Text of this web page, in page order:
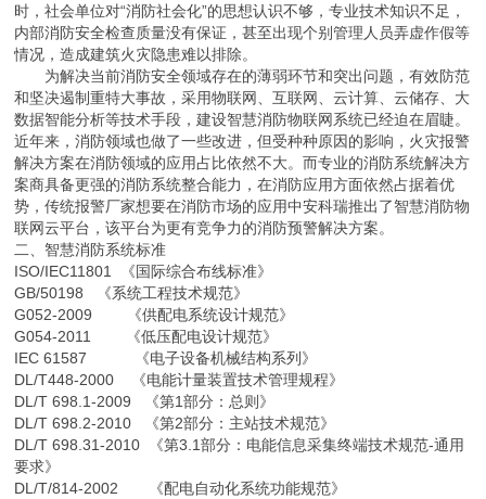
时，社会单位对“消防社会化”的思想认识不够，专业技术知识不足，
内部消防安全检查质量没有保证，甚至出现个别管理人员弄虚作假等
情况，造成建筑火灾隐患难以排除。
为解决当前消防安全领域存在的薄弱环节和突出问题，有效防范
和坚决遏制重特大事故，采用物联网、互联网、云计算、云储存、大
数据智能分析等技术手段，建设智慧消防物联网系统已经迫在眉睫。
近年来，消防领域也做了一些改进，但受种种原因的影响，火灾报警
解决方案在消防领域的应用占比依然不大。而专业的消防系统解决方
案商具备更强的消防系统整合能力，在消防应用方面依然占据着优
势，传统报警厂家想要在消防市场的应用中安科瑞推出了智慧消防物
联网云平台，该平台为更有竞争力的消防预警解决方案。
二、智慧消防系统标准
ISO/IEC11801 《国际综合布线标准》
GB/50198 《系统工程技术规范》
G052-2009 《供配电系统设计规范》
G054-2011 《低压配电设计规范》
IEC 61587 《电子设备机械结构系列》
DL/T448-2000 《电能计量装置技术管理规程》
DL/T 698.1-2009 《第1部分：总则》
DL/T 698.2-2010 《第2部分：主站技术规范》
DL/T 698.31-2010 《第3.1部分：电能信息采集终端技术规范-通用
要求》
DL/T/814-2002 《配电自动化系统功能规范》